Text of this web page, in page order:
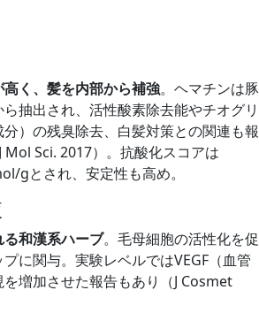
く、髪を内部から補強。ヘマチンは豚
抽出され、活性酸素除去能やチオグリ
）の残臭除去、白髪対策との関連も報
Sci. 2017）。抗酸化スコアは
gとされ、安定性も高め。
和漢系ハーブ。毛母細胞の活性化を促
に関与。実験レベルではVEGF（血管
増加させた報告もあり（J Cosmet